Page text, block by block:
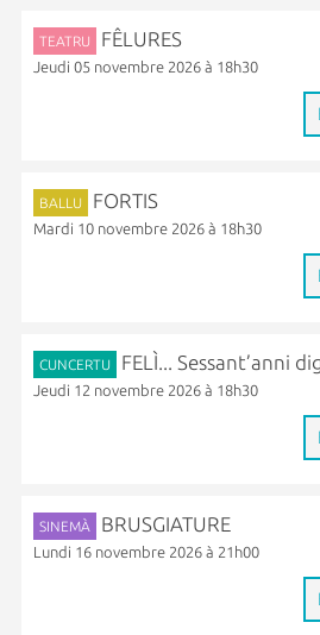
TEATRU FÊLURES
Jeudi 05 novembre 2026 à 18h30
BALLU FORTIS
Mardi 10 novembre 2026 à 18h30
CUNCERTU FELÌ... Sessant’anni
Jeudi 12 novembre 2026 à 18h30
SINEMÀ BRUSGIATURE
Lundi 16 novembre 2026 à 21h00